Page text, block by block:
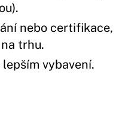
nebo certifikace,
trhu.
vybavení.